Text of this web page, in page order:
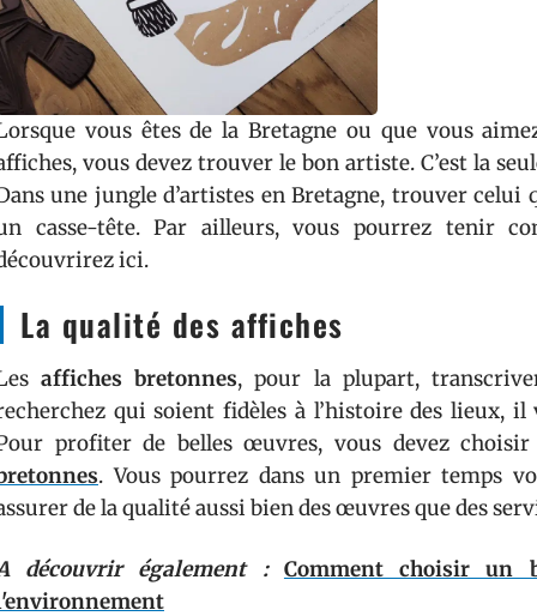
vous êtes de la Bretagne ou que vous
vous devez trouver le bon artiste. C’est la
une jungle d’artistes en Bretagne, trouver
casse-tête. Par ailleurs, vous pourrez tenir
ici.
La qualité des affiches
affiches bretonnes, pour la plupart,
qui soient fidèles à l’histoire des lieux,
profiter de belles œuvres, vous devez
. Vous pourrez dans un premier temps
de la qualité aussi bien des œuvres que des
découvrir également :
Comment choisir un